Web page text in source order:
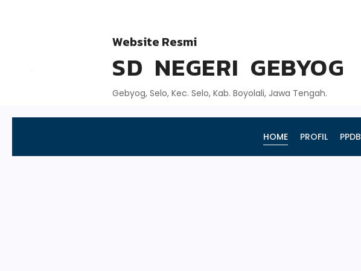
Website Resmi
SD NEGERI GEBYOG
Gebyog, Selo, Kec. Selo, Kab. Boyolali, Jawa Tengah.
HOME PROFIL PPDB